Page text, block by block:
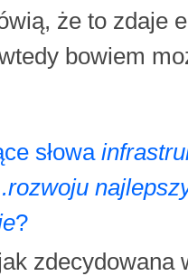
że to zdaje
bowiem
słowa
?
zdecydowana